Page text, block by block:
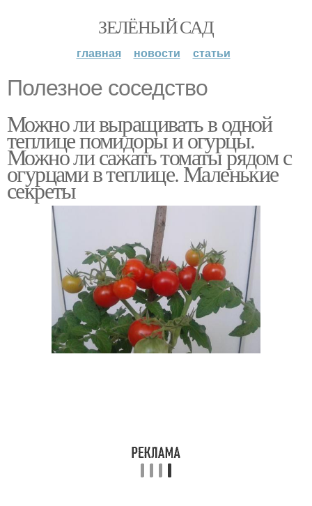
ЗЕЛЁНЫЙ САД
главная новости статьи
Полезное соседство
Можно ли выращивать в одной
теплице помидоры и огурцы.
Можно ли сажать томаты рядом с
огурцами в теплице. Маленькие
секреты